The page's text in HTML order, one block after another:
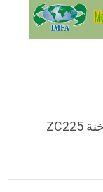
إرسال آلة الضغط الساخنة ZC225